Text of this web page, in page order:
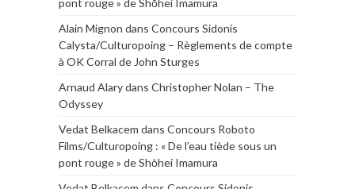
Alain Mignon dans Concours Sidonis
Calysta/Culturopoing – Règlements de compte
à OK Corral de John Sturges
Arnaud Alarydans Christopher Nolan – The
Odyssey
Vedat Belkacem dans Concours Roboto
Films/Culturopoing : « De l’eau tiède sous un
pont rouge » de Shōhei Imamura